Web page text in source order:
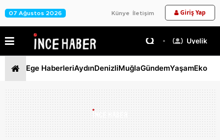
07 Ağustos 2026 Künye İletişim Giriş Yap
Üyelik
Ege HaberleriAydınDenizliMuğlaGündemYaşam